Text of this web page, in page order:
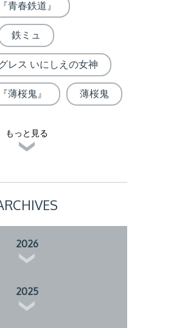
青春鉄道』
鉄ミュ
レス いにしえの女神
薄桜鬼』 薄桜鬼
もっと見る
2026
2025